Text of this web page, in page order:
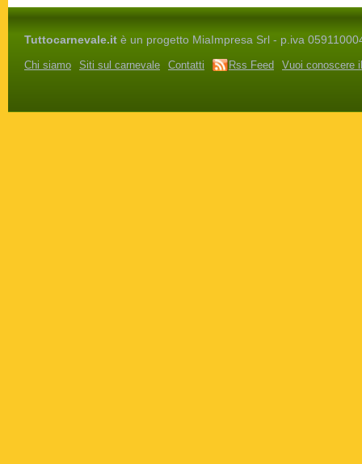
Tuttocarnevale.it è un progetto MiaImpresa Srl - p.iva
Chi siamo Siti sul carnevale Contatti Rss Feed Vuoi conoscere